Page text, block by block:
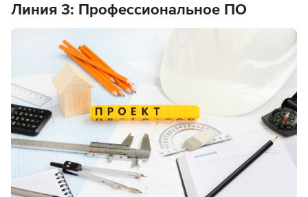
Линия 3: Профессиональное ПО